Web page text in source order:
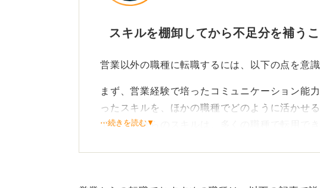
スキルを棚卸してから不足分を補う
営業以外の職種に転職するには、以下の点を意
まず、営業経験で培ったコミュニケーション能
ったスキルを、ほかの職種でどのように活かせ
です。これらのスキルは、多くの職種で転用で
自身の強みを言語化し、それを活かせる職種を
⋯続きを読む▼